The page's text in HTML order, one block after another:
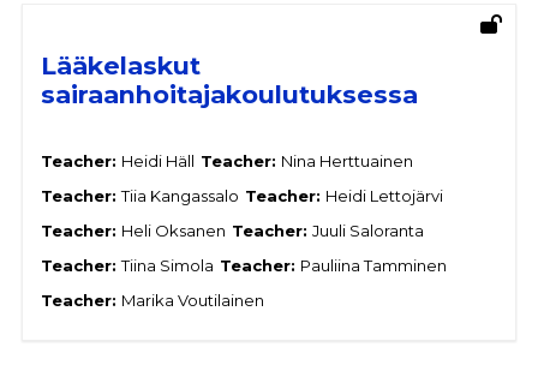
Lääkelaskut
sairaanhoitajakoulutuksessa
Teacher: Heidi Häll Teacher: Nina Herttuainen
Teacher:Tiia Kangassalo Teacher: Heidi Lettojärvi
Teacher: Heli Oksanen Teacher: Juuli Saloranta
Teacher:Tiina Simola Teacher: Pauliina Tamminen
Teacher: Marika Voutilainen